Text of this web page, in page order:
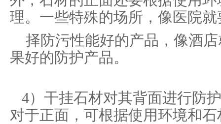
理。一些特殊的场所，像医院就
择防污性能好的产品，像酒
果好的防护产品。
4）干挂石材对其背面进行防
对于正面，可根据使用环境和